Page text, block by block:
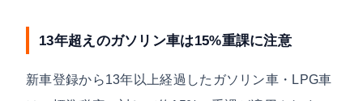
13年超えのガソリン車は15%重課に注意
新車登録から13年以上経過したガソリン車・LPG車